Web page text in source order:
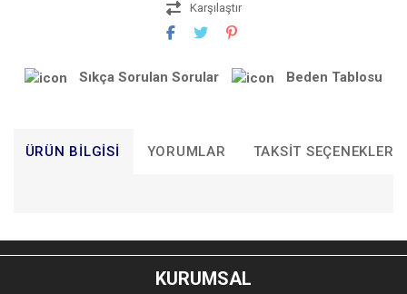
Karşılaştır
Sıkça Sorulan Sorular Beden Tablosu
ÜRÜN BILGISI YORUMLAR TAKSIT SEÇENEKLERI
Bu ürünün fiyat bilgisi, resim, ürün açıklamalarında ve diğer
konularda yetersiz gördüğünüz noktaları öneri formunu
kullanarak tarafımıza iletebilirsiniz.
KURUMSAL